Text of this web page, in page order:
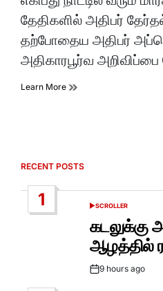
time
தேதிகளில் அதிபர்
தற்போதைய அதிபர்
அதிகாரபூர்வ அறிவிப்பை
Learn More
RECENT POSTS
1
POSTED
SCROLLER
கடலுக்கு
ஆழத்தில்
Post9 hours ago